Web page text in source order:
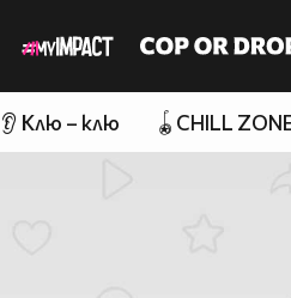
👂 Клю – клю 🪀CHILL